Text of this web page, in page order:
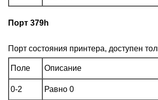
Порт 379h
Порт состояния принтера, доступен
Поле Описание
0-2 Равно 0